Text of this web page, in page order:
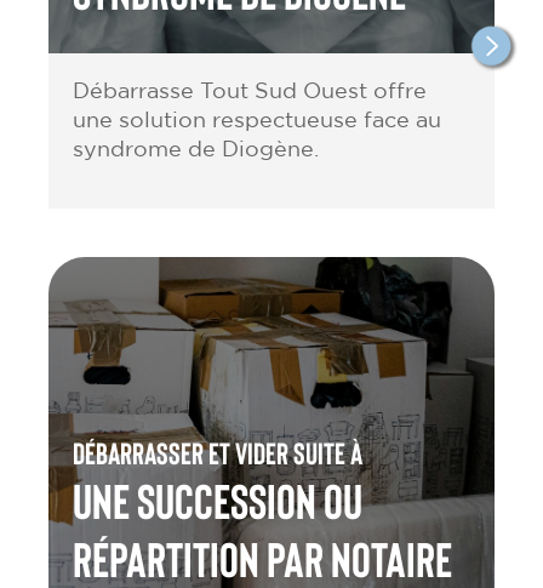
Débarrasse Tout Sud Ouest offre
une solution respectueuse face au
syndrome de Diogène.
Débarrasser et vider suite à
une Succession ou
répartition par notaire